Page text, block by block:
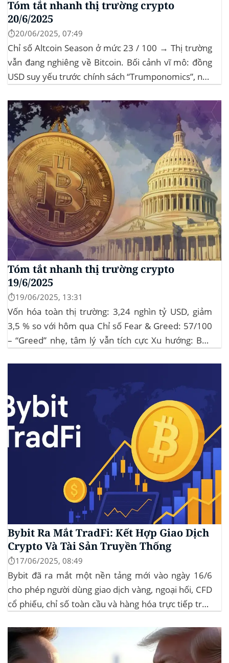
Tóm tắt nhanh thị trường crypto
20/6/2025
⏱️20/06/2025, 07:49
Chỉ số Altcoin Season ở mức 23 / 100 → Thị trường
vẫn đang nghiêng về Bitcoin. Bối cảnh vĩ mô: đồng
USD suy yếu trước chính sách “Trumponomics”, nhà
Sự kiện Chi tiết Hack 100 triệu USD...
Tóm tắt nhanh thị trường crypto
19/6/2025
⏱️19/06/2025, 13:31
Vốn hóa toàn thị trường: 3,24 nghìn tỷ USD, giảm
3,5 % so với hôm qua Chỉ số Fear & Greed: 57/100
– “Greed” nhẹ, tâm lý vẫn tích cực Xu hướng: BTC
Bybit Ra Mắt TradFi: Kết Hợp Giao Dịch
Crypto Và Tài Sản Truyền Thống
⏱️17/06/2025, 08:49
Bybit đã ra mắt một nền tảng mới vào ngày 16/6
cho phép người dùng giao dịch vàng, ngoại hối, CFD
cổ phiếu, chỉ số toàn cầu và hàng hóa trực tiếp trên
giao dịch tiền mã hóa...